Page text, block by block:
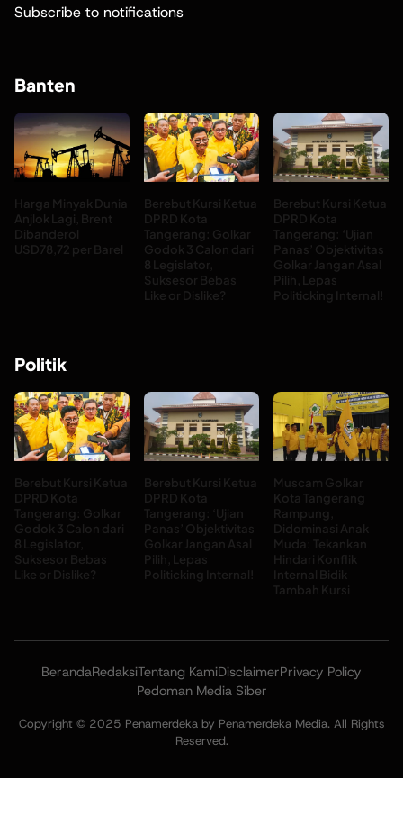
Subscribe to notifications
Banten
Harga Minyak Dunia
Anjlok Lagi, Brent
Dibanderol
USD78,72 per Barel
Berebut Kursi Ketua
DPRD Kota
Tangerang: Golkar
Godok 3 Calon dari
8 Legislator,
Suksesor Bebas
Like or Dislike?
Berebut Kursi Ketua
DPRD Kota
Tangerang: ‘Ujian
Panas’ Objektivitas
Golkar Jangan Asal
Pilih, Lepas
Politicking Internal!
Politik
Berebut Kursi Ketua
DPRD Kota
Tangerang: Golkar
Godok 3 Calon dari
8 Legislator,
Suksesor Bebas
Like or Dislike?
Berebut Kursi Ketua
DPRD Kota
Tangerang: ‘Ujian
Panas’ Objektivitas
Golkar Jangan Asal
Pilih, Lepas
Politicking Internal!
Muscam Golkar
Kota Tangerang
Rampung,
Didominasi Anak
Muda: Tekankan
Hindari Konflik
Internal Bidik
Tambah Kursi
BerandaRedaksiTentang KamiDisclaimerPrivacy Policy
Pedoman Media Siber
Copyright © 2025 Penamerdeka by Penamerdeka Media. All Rights
Reserved.